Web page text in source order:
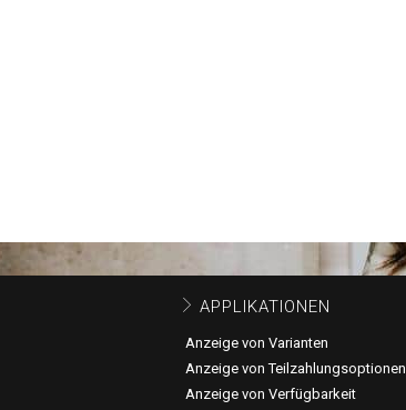
APPLIKATIONEN
Anzeige von Varianten
Anzeige von Teilzahlungsoptionen
Anzeige von Verfügbarkeit